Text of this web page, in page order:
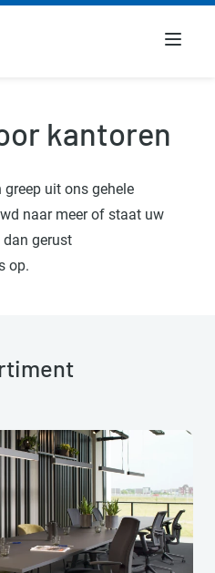
Menu
kantoren
uit ons gehele
naar meer of staat uw
dan gerust
op.